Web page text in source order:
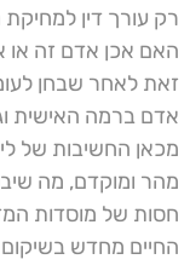
רק עורך דין
האם אכן אדם זה או
זאת לאחר שבחן
אדם ברמה האישית
מכאן החשיבות של
מהר ומוקדם, מה
חסות של מוסדות
החיים מחדש